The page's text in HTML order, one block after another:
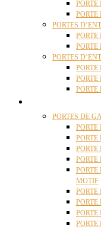
PORTE
PORTES
PORTE
PORTE
PORTES
PORTE
PORTE
PORTES DE
MOTIF
PORTE